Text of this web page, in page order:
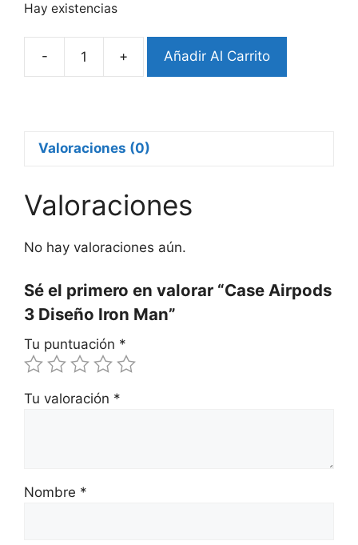
Hay existencias
-
Case
Iron
+ Añadir Al Carrito
Valoraciones (0)
Valoraciones
No hay valoraciones aún.
Sé el primero en valorar “Case Airpods
3 Diseño Iron Man”
Tu puntuación *
Tu valoración *
Nombre *